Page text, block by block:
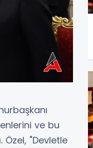
ve bu
Özel, "Devletle